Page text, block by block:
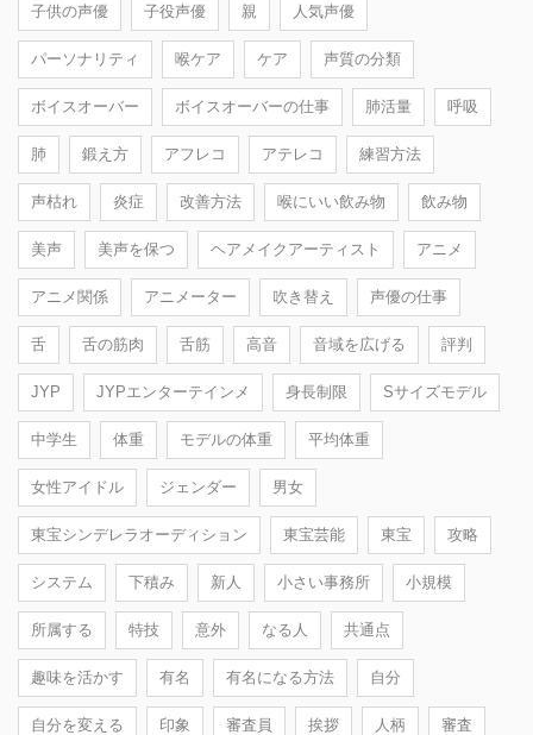
子供の声優 子役声優 親 人気声優
パーソナリティ 喉ケア ケア 声質の分類
ボイスオーバー ボイスオーバーの仕事 肺活量 呼吸
肺 鍛え方 アフレコ アテレコ 練習方法
声枯れ 炎症 改善方法 喉にいい飲み物 飲み物
美声 美声を保つ ヘアメイクアーティスト アニメ
アニメ関係 アニメーター 吹き替え 声優の仕事
舌 舌の筋肉 舌筋 高音 音域を広げる 評判
JYP JYPエンターテインメ 身長制限 Sサイズモデル
中学生 体重 モデルの体重 平均体重
女性アイドル ジェンダー 男女
東宝シンデレラオーディション 東宝芸能 東宝 攻略
システム 下積み 新人 小さい事務所 小規模
所属する 特技 意外 なる人 共通点
趣味を活かす 有名 有名になる方法 自分
自分を変える 印象 審査員 挨拶 人柄 審査